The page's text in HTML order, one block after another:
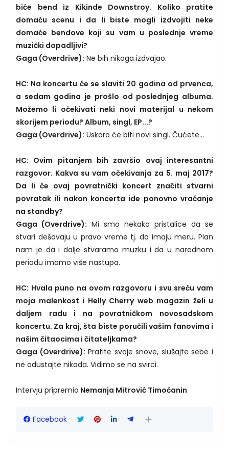
biće bend iz Kikinde Downstroy. Koliko pratite
domaću scenu i da li biste mogli izdvojiti neke
domaće bendove koji su vam u poslednje vreme
muzički dopadljivi?
Gaga (Overdrive): Ne bih nikoga izdvajao.
HC: Na koncertu će se slaviti 20 godina od prvenca,
a sedam godina je prošlo od poslednjeg albuma.
Možemo li očekivati neki novi materijal u nekom
skorijem periodu? Album, singl, EP...?
Gaga (Overdrive): Uskoro će biti novi singl. Čućete…
HC: Ovim pitanjem bih završio ovaj interesantni
razgovor. Kakva su vam očekivanja za 5. maj 2017?
Da li će ovaj povratnički koncert značiti stvarni
povratak ili nakon koncerta ide ponovno vraćanje
na standby?
Gaga (Overdrive): Mi smo nekako pristalice da se
stvari dešavaju u pravo vreme tj. da imaju meru. Plan
nam je da i dalje stvaramo muzku i da u narednom
periodu imamo više nastupa.
HC: Hvala puno na ovom razgovoru i svu sreću vam
moja malenkost i Helly Cherry web magazin želi u
daljem radu i na povratničkom novosadskom
koncertu. Za kraj, šta biste poručili vašim fanovima i
našim čitaocima i čitateljkama?
Gaga (Overdrive): Pratite svoje snove, slušajte sebe i
ne odustajte nikada. Vidimo se na svirci.
Intervju pripremio Nemanja Mitrović Timočanin
Facebook